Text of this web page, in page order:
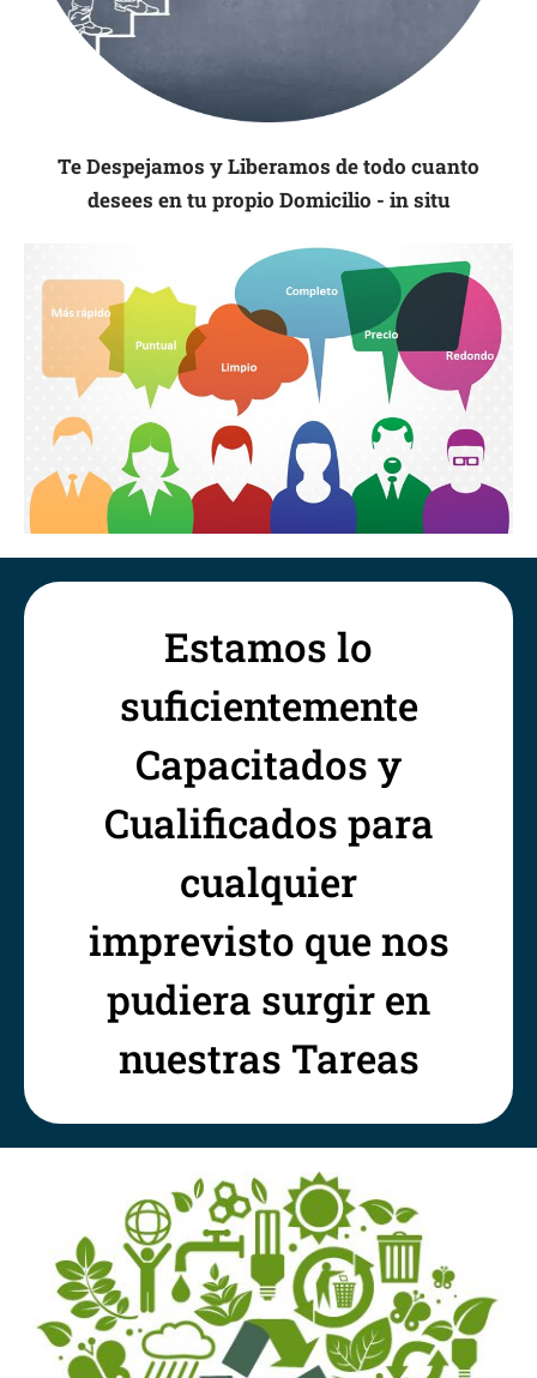
Te Despejamos y Liberamos de todo cuanto
desees en tu propio Domicilio - in situ
Estamos lo
suficientemente
Capacitados y
Cualificados para
cualquier
imprevisto que nos
pudiera surgir en
nuestras Tareas